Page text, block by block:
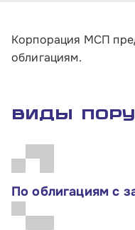
Корпорация МСП
облигациям.
Виды
По облигациям с